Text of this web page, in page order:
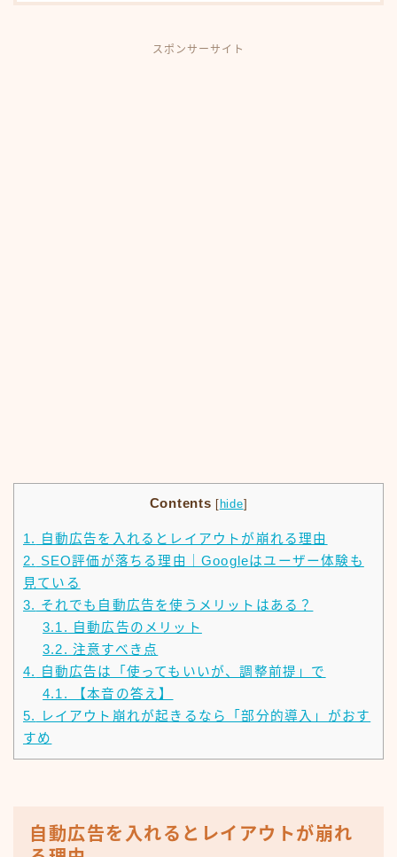
スポンサーサイト
Contents [ hide]
1.
自動広告を入れるとレイアウトが崩れる理由
2. SEO評価が落ちる理由｜Googleはユーザー体験も
見ている
3. それでも自動広告を使うメリットはある？
3.1.
自動広告のメリット
3.2. 注意すべき点
4.
自動広告は「使ってもいいが、調整前提」で
4.1.
【本音の答え】
5.
レイアウト崩れが起きるなら「部分的導入」がおす
すめ
自動広告を入れるとレイアウトが崩れ